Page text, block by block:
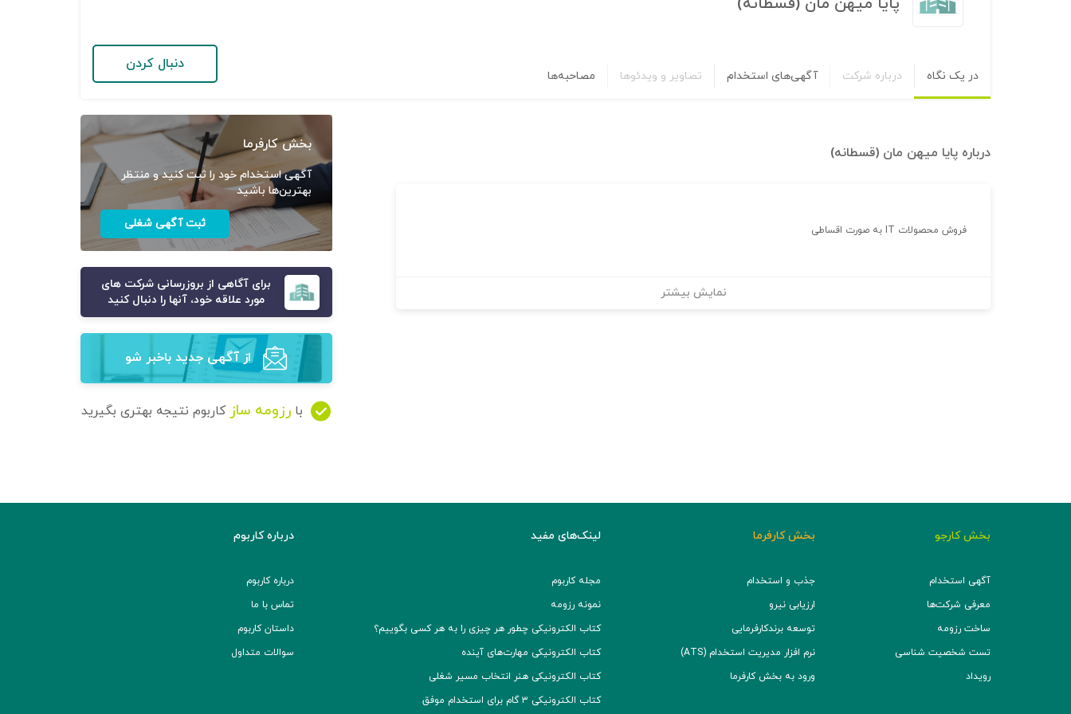
در یک نگاه درباره شرکت آگهی‌های استخدام تصاویر و ویدئوها مصاحبه‌ها
دنبال کردن
درباره پایا میهن مان (قسطانه)
فروش محصولات IT به صورت اقساطی
نمایش بیشتر
بخش کارفرما
آگهی استخدام خود را ثبت کنید و منتظر
بهترین‌ها باشید
ثبت آگهی شغلی
برای آگاهی از بروزرسانی شرکت های
مورد علاقه خود، آنها را دنبال کنید
از آگهی‌ جدید باخبر شو
با رزومه ساز کاربوم نتیجه بهتری بگیرید
بخش کارجو
آگهی استخدام
معرفی شرکت‌ها
ساخت رزومه
تست شخصیت شناسی
رویداد
بخش کارفرما
جذب و استخدام
ارزیابی نیرو
توسعه برند‌کارفرمایی
نرم افزار مدیریت استخدام (ATS)
ورود به بخش کارفرما
لینک‌های مفید
مجله کاربوم
نمونه رزومه
کتاب الکترونیکی چطور هر چیزی را به هر کسی بگوییم؟
کتاب الکترونیکی مهارت‌های آینده
کتاب الکترونیکی هنر انتخاب مسیر شغلی
کتاب الکترونیکی ۳ گام برای استخدام موفق
درباره کاربوم
درباره کاربوم
تماس با ما
داستان کاربوم
سوالات متداول